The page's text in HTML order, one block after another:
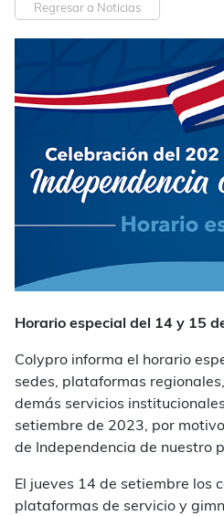
Regresar a Noticias
Horario especial del 14 y 15
Colypro informa el horario
sedes, plataformas
demás servicios
setiembre de 2023, por
de Independencia de nuestro
El jueves 14 de setiembre los
plataformas de servicio y